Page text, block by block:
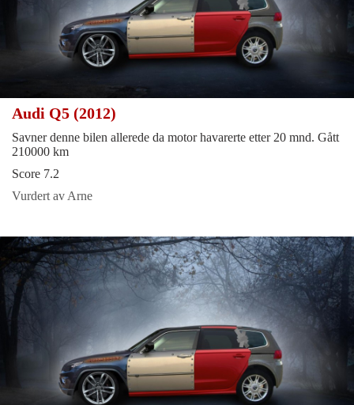
Audi Q5 (2012)
Savner denne bilen allerede da motor havarerte etter 20 mnd. Gått
210000 km
Score 7.2
Vurdert av Arne